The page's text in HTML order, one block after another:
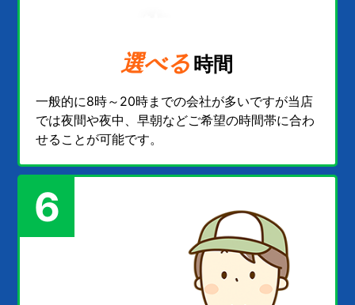
選べる時間
一般的に8時～20時までの会社が多いですが当店
では夜間や夜中、早朝などご希望の時間帯に合わ
せることが可能です。
6